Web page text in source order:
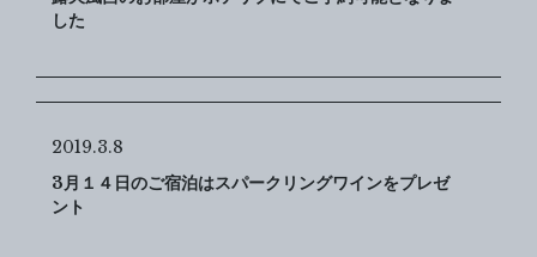
した
2019.3.8
3月１４日のご宿泊はスパークリングワインをプレゼ
ント